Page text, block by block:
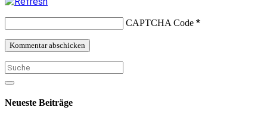
CAPTCHA Code *
Neueste Beiträge